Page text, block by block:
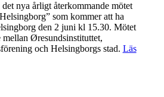
nya årligt återkommande mötet
som kommer att ha
den 2 juni kl 15.30. Mötet
mellan Øresundsinstituttet,
och Helsingborgs stad. Läs